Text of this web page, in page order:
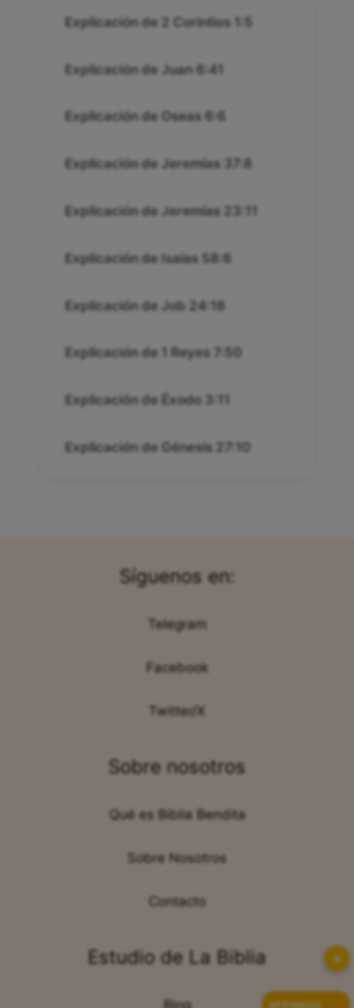
Explicación de 2 Corintios 1:5
Explicación de Juan 6:41
Explicación de Oseas 6:6
Explicación de Jeremías 37:8
Explicación de Jeremías 23:11
Explicación de Isaías 58:6
Explicación de Job 24:18
Explicación de 1 Reyes 7:50
Explicación de Éxodo 3:11
Explicación de Génesis 27:10
Síguenos en:
Telegram
Facebook
Twitter/X
Sobre nosotros
Qué es Biblia Bendita
Sobre Nosotros
Contacto
Estudio de La Biblia ✕
APÓYANOS